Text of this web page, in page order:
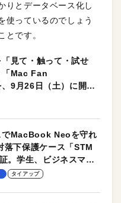
りとデータベース化し
使っているのでしょう
とです。
見て・触って・試せ
「Mac Fan
9月26日（土）に開催
でMacBook Neoを守れ
落下保護ケース「STM
。学生、ビジネスマン
最適！
タイアップ